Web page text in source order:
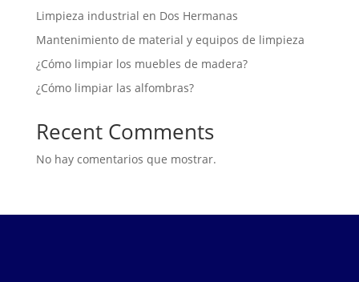
Limpieza industrial en Dos Hermanas
Mantenimiento de material y equipos de limpieza
¿Cómo limpiar los muebles de madera?
¿Cómo limpiar las alfombras?
Recent Comments
No hay comentarios que mostrar.